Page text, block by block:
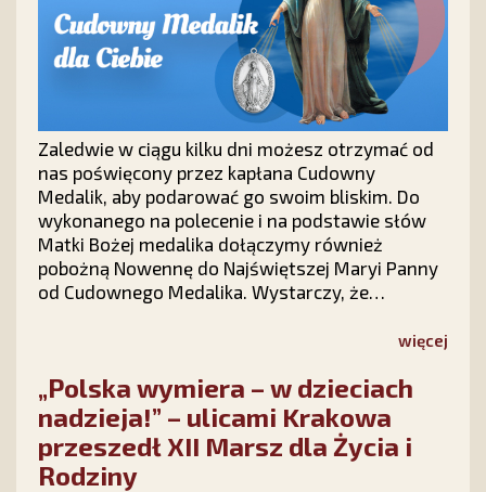
Zaledwie w ciągu kilku dni możesz otrzymać od
nas poświęcony przez kapłana Cudowny
Medalik, aby podarować go swoim bliskim. Do
wykonanego na polecenie i na podstawie słów
Matki Bożej medalika dołączymy również
pobożną Nowennę do Najświętszej Maryi Panny
od Cudownego Medalika. Wystarczy, że
Stowarzyszenia Ks. Piotra Skargi „Dar Maryi”
numer 12 423 44 23, a Medalik i Nowenna będą
Twoje!
więcej
„Polska wymiera – w dzieciach
nadzieja!” – ulicami Krakowa
przeszedł XII Marsz dla Życia i
Rodziny